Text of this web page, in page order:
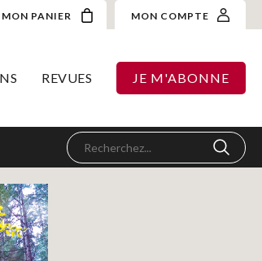
MON PANIER MON COMPTE
REVUES JE M'ABONNE